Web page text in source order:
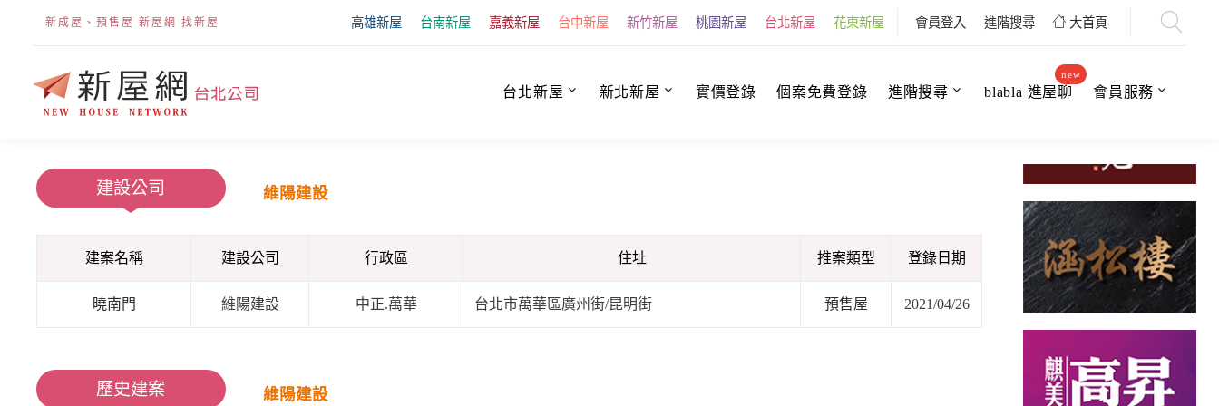
新成屋、預售屋 新屋網 找新屋 高雄新屋 台南新屋 嘉義新屋 台中新屋 新竹新屋 桃園新屋 台北新屋 花東新屋 會員登入 進階搜尋 大首頁
台北新屋 新北新屋 實價登錄 個案免費登錄 進階搜尋 blabla 進屋聊
new
會員服務
建設公司 維陽建設
建案名稱 建設公司 行政區 住址 推案類型 登錄日期
曉南門 維陽建設 中正.萬華 台北市萬華區廣州街/昆明街 預售屋 2021/04/26
歷史建案 維陽建設